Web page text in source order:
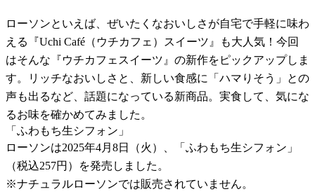
ローソンといえば、ぜいたくなおいしさが自宅で手軽に味わ
える『Uchi Café（ウチカフェ）スイーツ』も大人気！今回
はそんな『ウチカフェスイーツ』の新作をピックアップしま
す。リッチなおいしさと、新しい食感に「ハマりそう」との
声も出るなど、話題になっている新商品。実食して、気にな
るお味を確かめてみました。
「ふわもち生シフォン」
ローソンは2025年4月8日（火）、「ふわもち生シフォン」
（税込257円）を発売しました。
※ナチュラルローソンでは販売されていません。